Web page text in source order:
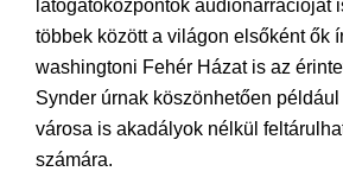
látogatóközpontok audionarrációját
többek között a világon elsőként ők
washingtoni Fehér Házat is az
Synder úrnak köszönhetően
városa is akadályok nélkül
számára.